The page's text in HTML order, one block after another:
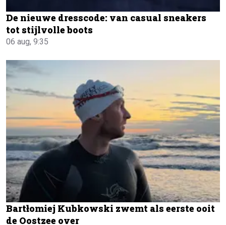
De nieuwe dresscode: van casual sneakers
tot stijlvolle boots
06 aug, 9:35
Bartłomiej Kubkowski zwemt als eerste ooit
de Oostzee over